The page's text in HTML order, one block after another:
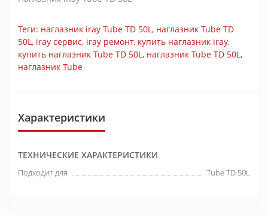
Теги: наглазник iray Tube TD 50L, наглазник Tube TD
50L, iray сервис, iray ремонт, купить наглазник iray,
купить наглазник Tube TD 50L, наглазник Tube TD 50L,
наглазник Tube
Характеристики
ТЕХНИЧЕСКИЕ ХАРАКТЕРИСТИКИ
Подходит для Tube TD 50L